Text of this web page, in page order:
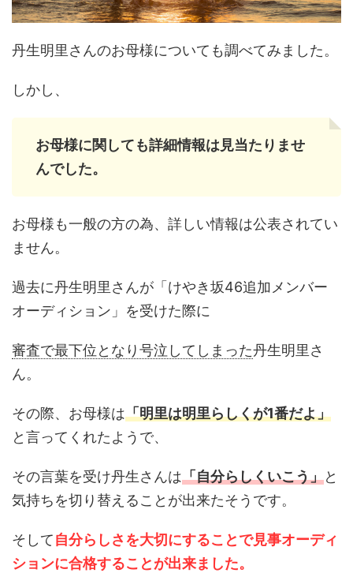
丹生明里さんのお母様についても調べてみました。
しかし、
お母様に関しても詳細情報は見当たりませ
んでした。
お母様も一般の方の為、詳しい情報は公表されてい
ません。
過去に丹生明里さんが「けやき坂46追加メンバー
オーディション」を受けた際に
審査で最下位となり号泣してしまった丹生明里さ
ん。
その際、お母様は「明里は明里らしくが1番だよ」
と言ってくれたようで、
その言葉を受け丹生さんは「自分らしくいこう」と
気持ちを切り替えることが出来たそうです。
そして自分らしさを大切にすることで見事オーディ
ションに合格することが出来ました。